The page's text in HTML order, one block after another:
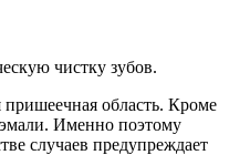
чистку зубов.
область. Кроме
эмали. Именно поэтому
случаев предупреждает